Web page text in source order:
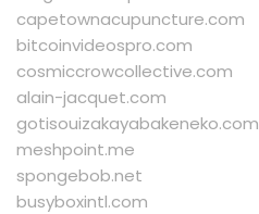
capetownacupuncture.com
bitcoinvideospro.com
cosmiccrowcollective.com
alain-jacquet.com
gotisouizakayabakeneko.com
meshpoint.me
spongebob.net
busyboxintl.com